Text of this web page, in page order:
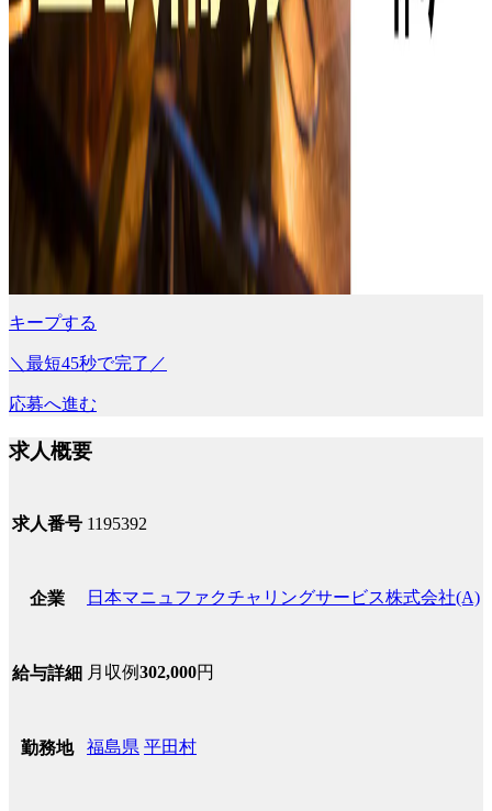
キープする
＼最短45秒で完了／
応募へ進む
求人概要
求人番号 1195392
企業 日本マニュファクチャリングサービス株式会社(A)
給与詳細 月収例302,000円
勤務地 福島県 平田村